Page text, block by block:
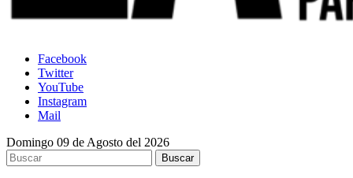
Facebook
Twitter
YouTube
Instagram
Mail
Domingo 09 de Agosto del 2026